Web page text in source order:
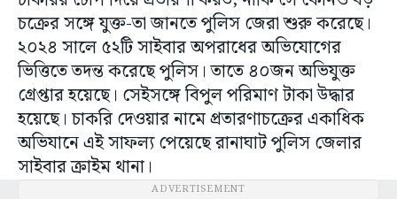
চক্রের সঙ্গে যুক্ত-তা জানতে পুলিস জেরা শুরু করেছে।
২০২৪ সালে ৫২টি সাইবার অপরাধের অভিযোগের
ভিত্তিতে তদন্ত করেছে পুলিস। তাতে ৪০জন অভিযুক্ত
গ্রেপ্তার হয়েছে। সেইসঙ্গে বিপুল পরিমাণ টাকা উদ্ধার
হয়েছে। চাকরি দেওয়ার নামে প্রতারণাচক্রের একাধিক
অভিযানে এই সাফল্য পেয়েছে রানাঘাট পুলিস জেলার
সাইবার ক্রাইম থানা।
ADVERTISEMENT